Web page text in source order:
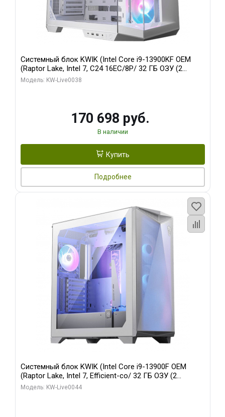
Системный блок KWIK (Intel Core i9-13900KF OEM
(Raptor Lake, Intel 7, C24 16EC/8P/ 32 ГБ ОЗУ (2
модуля)/ Gigabyte RX9070XT GAMING OC 16GB GDDR6
Модель: KW-Live0038
170 698 руб.
В наличии
Купить
Подробнее
Системный блок KWIK (Intel Core i9-13900F OEM
(Raptor Lake, Intel 7, Efficient-co/ 32 ГБ ОЗУ (2
модуля)/ Gigabyte RTX5070Ti AERO OC 16GB GDDR7
Модель: KW-Live0044